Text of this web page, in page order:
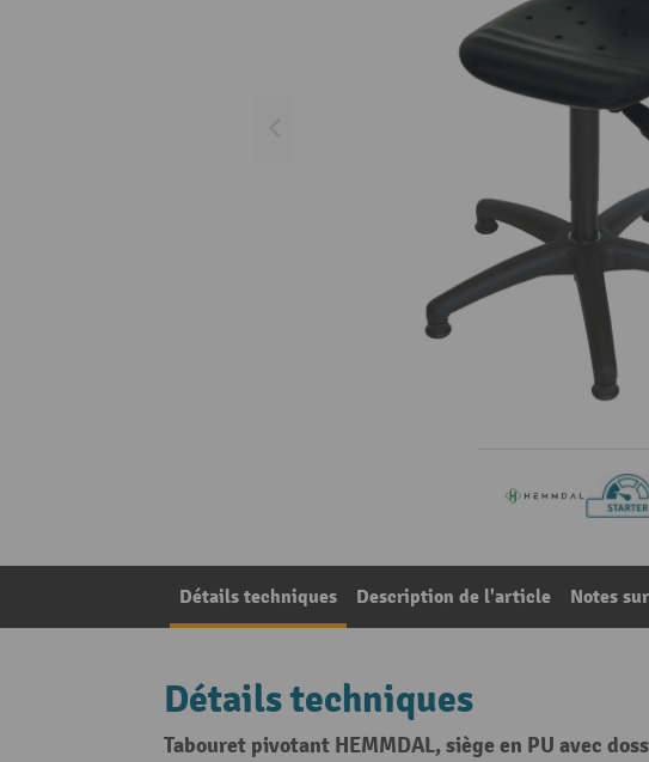
Détails techniques Description de l'article Notes
Détails techniques
Tabouret pivotant HEMMDAL, siège en PU avec